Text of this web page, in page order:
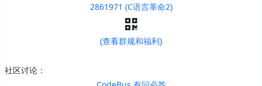
2861971 (C语言革命2)
(查看群规和福利)
社区讨论：